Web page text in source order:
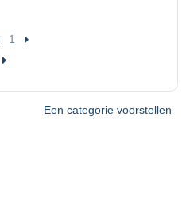
1
Een categorie voorstellen